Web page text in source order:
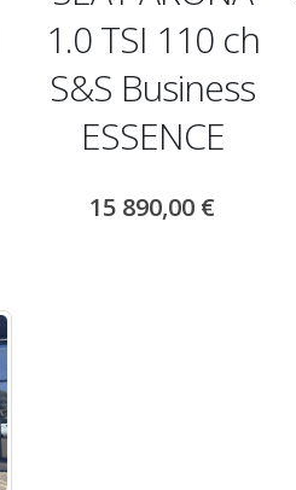
1.0 TSI 110 ch
S&S Business
ESSENCE
15 890,00 €